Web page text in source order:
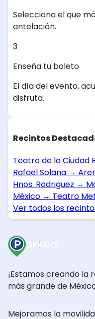
Selecciona el que
antelación.
3
Enseña tu boleto
El día del evento,
disfruta.
Recintos
Teatro de la Ciudad
Rafael Solana →
Hnos. Rodriguez →
México → Teatro
Ver todos los
¡Estamos creando la
más grande de
Mejoramos la